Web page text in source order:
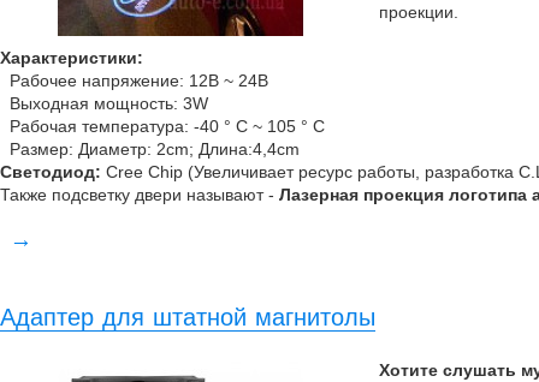
проекции.
Характеристики:
Рабочее напряжение: 12В ~ 24В
Выходная мощность: 3W
Рабочая температура: -40 ° C ~ 105 ° C
Размер: Диаметр: 2cm; Длина:4,4cm
Cветодиод: Cree Chip (Увеличивает ресурс работы, разработка
Также подсветку двери называют - Лазерная проекция логотипа
→
Адаптер для штатной магнитолы
Хотите слушать